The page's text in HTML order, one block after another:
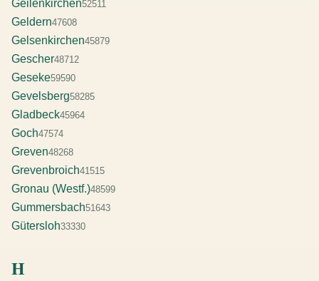
Geilenkirchen52511
Geldern47608
Gelsenkirchen45879
Gescher48712
Geseke59590
Gevelsberg58285
Gladbeck45964
Goch47574
Greven48268
Grevenbroich41515
Gronau (Westf.)48599
Gummersbach51643
Gütersloh33330
H